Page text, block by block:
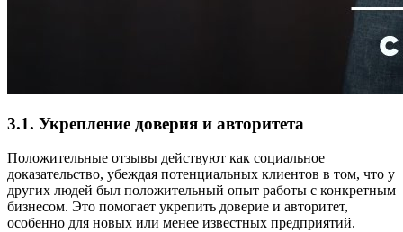
3.1. Укрепление доверия и авторитета
Положительные отзывы действуют как социальное
доказательство, убеждая потенциальных клиентов в том, что у
других людей был положительный опыт работы с конкретным
бизнесом. Это помогает укрепить доверие и авторитет,
особенно для новых или менее известных предприятий.